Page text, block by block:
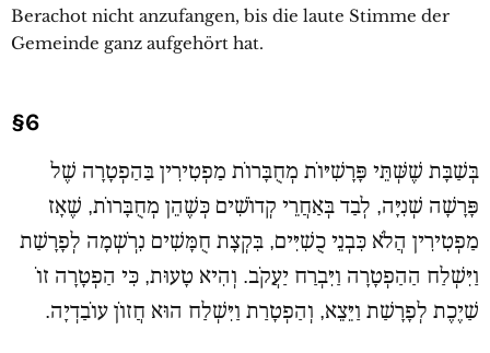
Berachot nicht anzufangen, bis die laute Stimme der
Gemeinde ganz aufgehört hat.
§6
בְּשַׁבָּת שֶׁשְּׁתֵּי פָּרָשִׁיּוֹת מְחֻבָּרוֹת מַפְטִירִין בַּהַפְטָרָה שֶׁל
פָּרָשָׁה שְׁנִיָּה, לְבַד בְּאַחֲרֵי קְדוֹשִׁים כְּשֶׁהֵן מְחֻבָּרוֹת, שֶׁאָז
מַפְטִירִין הֲלֹא כִּבְנֵי כֻשִׁיִּים, בִּקְצָת חֻמָּשִׁים נִרְֹשְמָה לְפָרָשַׁת
וַיִּשְׁלַח הַהַפְטָרָה וַיִּבְרַח יַעֲקֹב. וְהִיא טָעוּת, כִּי הַפְטָרָה זוֹ
שַׁיֶכֶת לְפָרָשַׁת וַיֵּצֵא, וְהַפְטָרַת וַיִּשְׁלַח הוּא חֲזוֹן עוֹבַדְיָה.